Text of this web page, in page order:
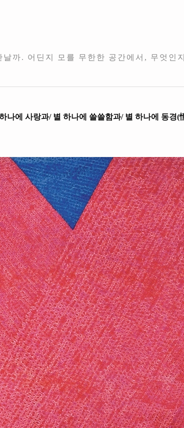
까. 어딘지 모를 무한한 공간에서, 무엇인
나에 사랑과/ 별 하나에 쓸쓸함과/ 별 하나에 동경(